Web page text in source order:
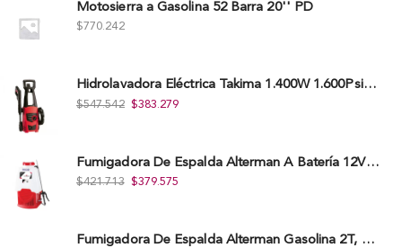
Motosierra a Gasolina 52 Barra 20'' PD
$770.242
Hidrolavadora Eléctrica Takima 1.400W 1.600Psi, Tkepw-1600-A.
$547.542 $383.279
Fumigadora De Espalda Alterman A Baterí­a 12V/12Ah, 20Litros, Xkes20.
$421.713 $379.575
Fumigadora De Espalda Alterman Gasolina 2T, 26 Cc, Bomba Nylon Libre Mantenimiento, Tf900-A.